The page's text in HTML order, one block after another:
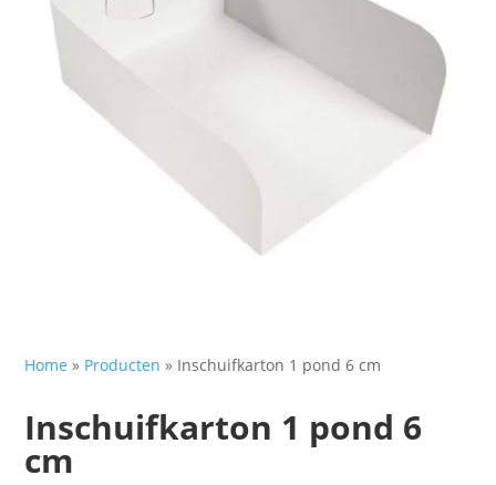
Home » Producten » Inschuifkarton 1 pond 6 cm
Inschuifkarton 1 pond 6
cm